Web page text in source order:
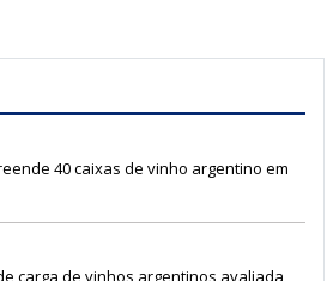
40 caixas de vinho argentino em
carga de vinhos argentinos avaliada